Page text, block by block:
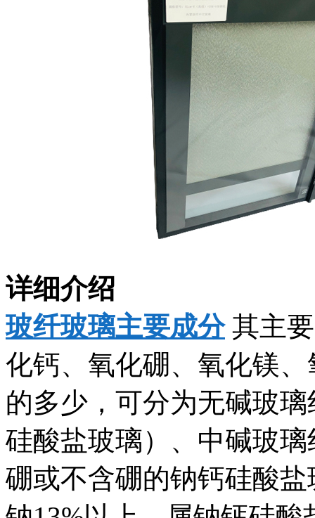
详细介绍
玻纤玻璃主要成分其主
化钙、氧化硼、氧化镁
的多少，可分为无碱玻
硅酸盐玻璃）、中碱玻
硼或不含硼的钠钙硅酸